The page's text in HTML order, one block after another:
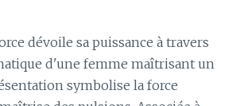
dévoile sa puissance à travers
d'une femme maîtrisant un
symbolise la force